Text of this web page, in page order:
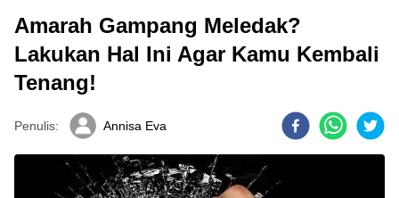
Amarah Gampang Meledak?
Lakukan Hal Ini Agar Kamu Kembali
Tenang!
Penulis: Annisa Eva